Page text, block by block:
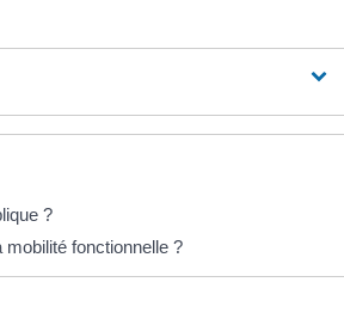
?
fonctionnelle ?